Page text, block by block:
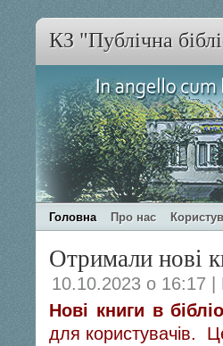
КЗ "Публічна
Головна Про нас
Отримали нові
10.10.2023 о 16:17 |
Нові книги в
для користувачів.